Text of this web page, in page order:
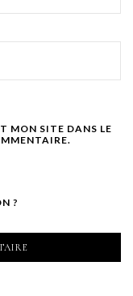
MON SITE DANS LE
?